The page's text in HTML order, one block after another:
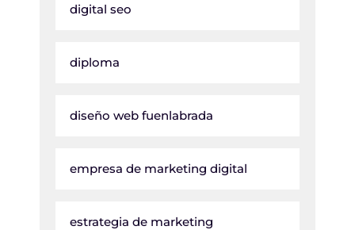
digital seo
diploma
diseño web fuenlabrada
empresa de marketing digital
estrategia de marketing